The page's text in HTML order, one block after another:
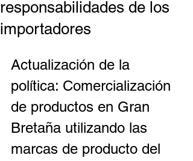
responsabilidades de los
importadores
Actualización de la
política: Comercialización
de productos en Gran
Bretaña utilizando las
marcas de producto del